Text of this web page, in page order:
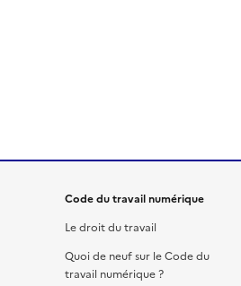
Code du travail numérique
Le droit du travail
Quoi de neuf sur le Code du
travail numérique ?